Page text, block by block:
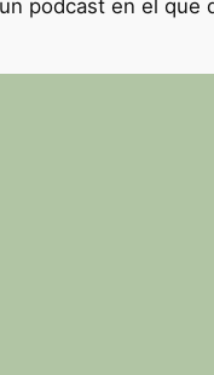
podcast en el